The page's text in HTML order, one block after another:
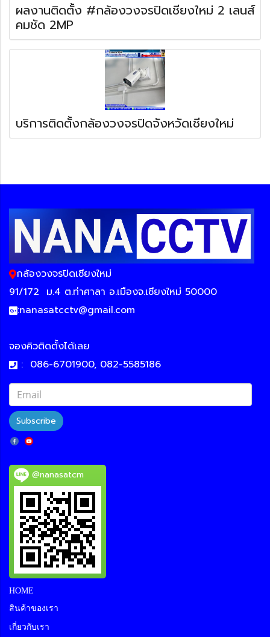
ผลงานติดตั้ง #กล้องวงจรปิดเชียงใหม่ 2 เลนส์
คมชัด 2MP
บริการติดตั้งกล้องวงจรปิดจังหวัดเชียงใหม่
กล้องวงจรปิดเชียงใหม่
91/172 ม.4 ต.ท่าศาลา อ.เมืองจ.เชียงใหม่ 50000
:nanasatcctv@gmail.com
จองคิวติดตั้งได้เลย
: 086-6701900, 082-5585186
Subscribe
@nanasatcm
HOME
สินค้าของเรา
เกี่ยวกับเรา